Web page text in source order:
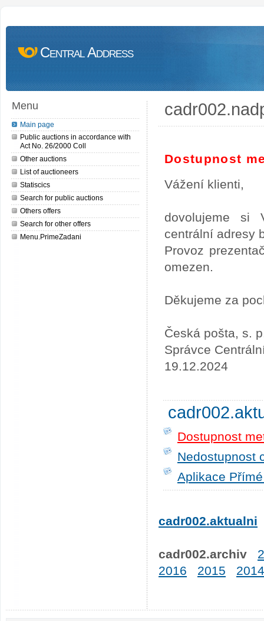
Central Address
Menu
Main page
Public auctions in accordance with
Act No. 26/2000 Coll
Other auctions
List of auctioneers
Statiscics
Search for public auctions
Others offers
Search for other offers
Menu.PrimeZadani
Dostupnost
Vážení klienti,
dovolujeme si
centrální adresy
Provoz
omezen.
Děkujeme za
Česká pošta, s.
Správce
19.12.2024
Dostupnost
Nedostupnost
Aplikace
cadr002.aktualni
cadr002.archiv
2016
2015 2014